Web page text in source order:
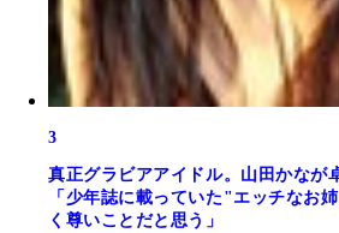
3
真正グラビアアイドル。山田かなが
「少年誌に載っていた"エッチなお
く尊いことだと思う」